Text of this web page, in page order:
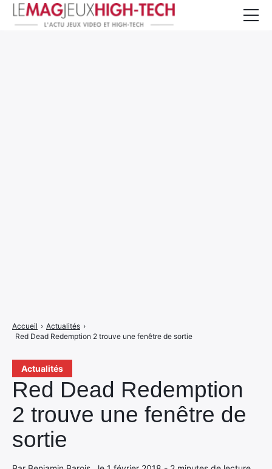
Actualités
Red Dead Redemption
2 trouve une fenêtre de
sortie
Accueil › Actualités ›
Red Dead Redemption 2 trouve une fenêtre de sortie